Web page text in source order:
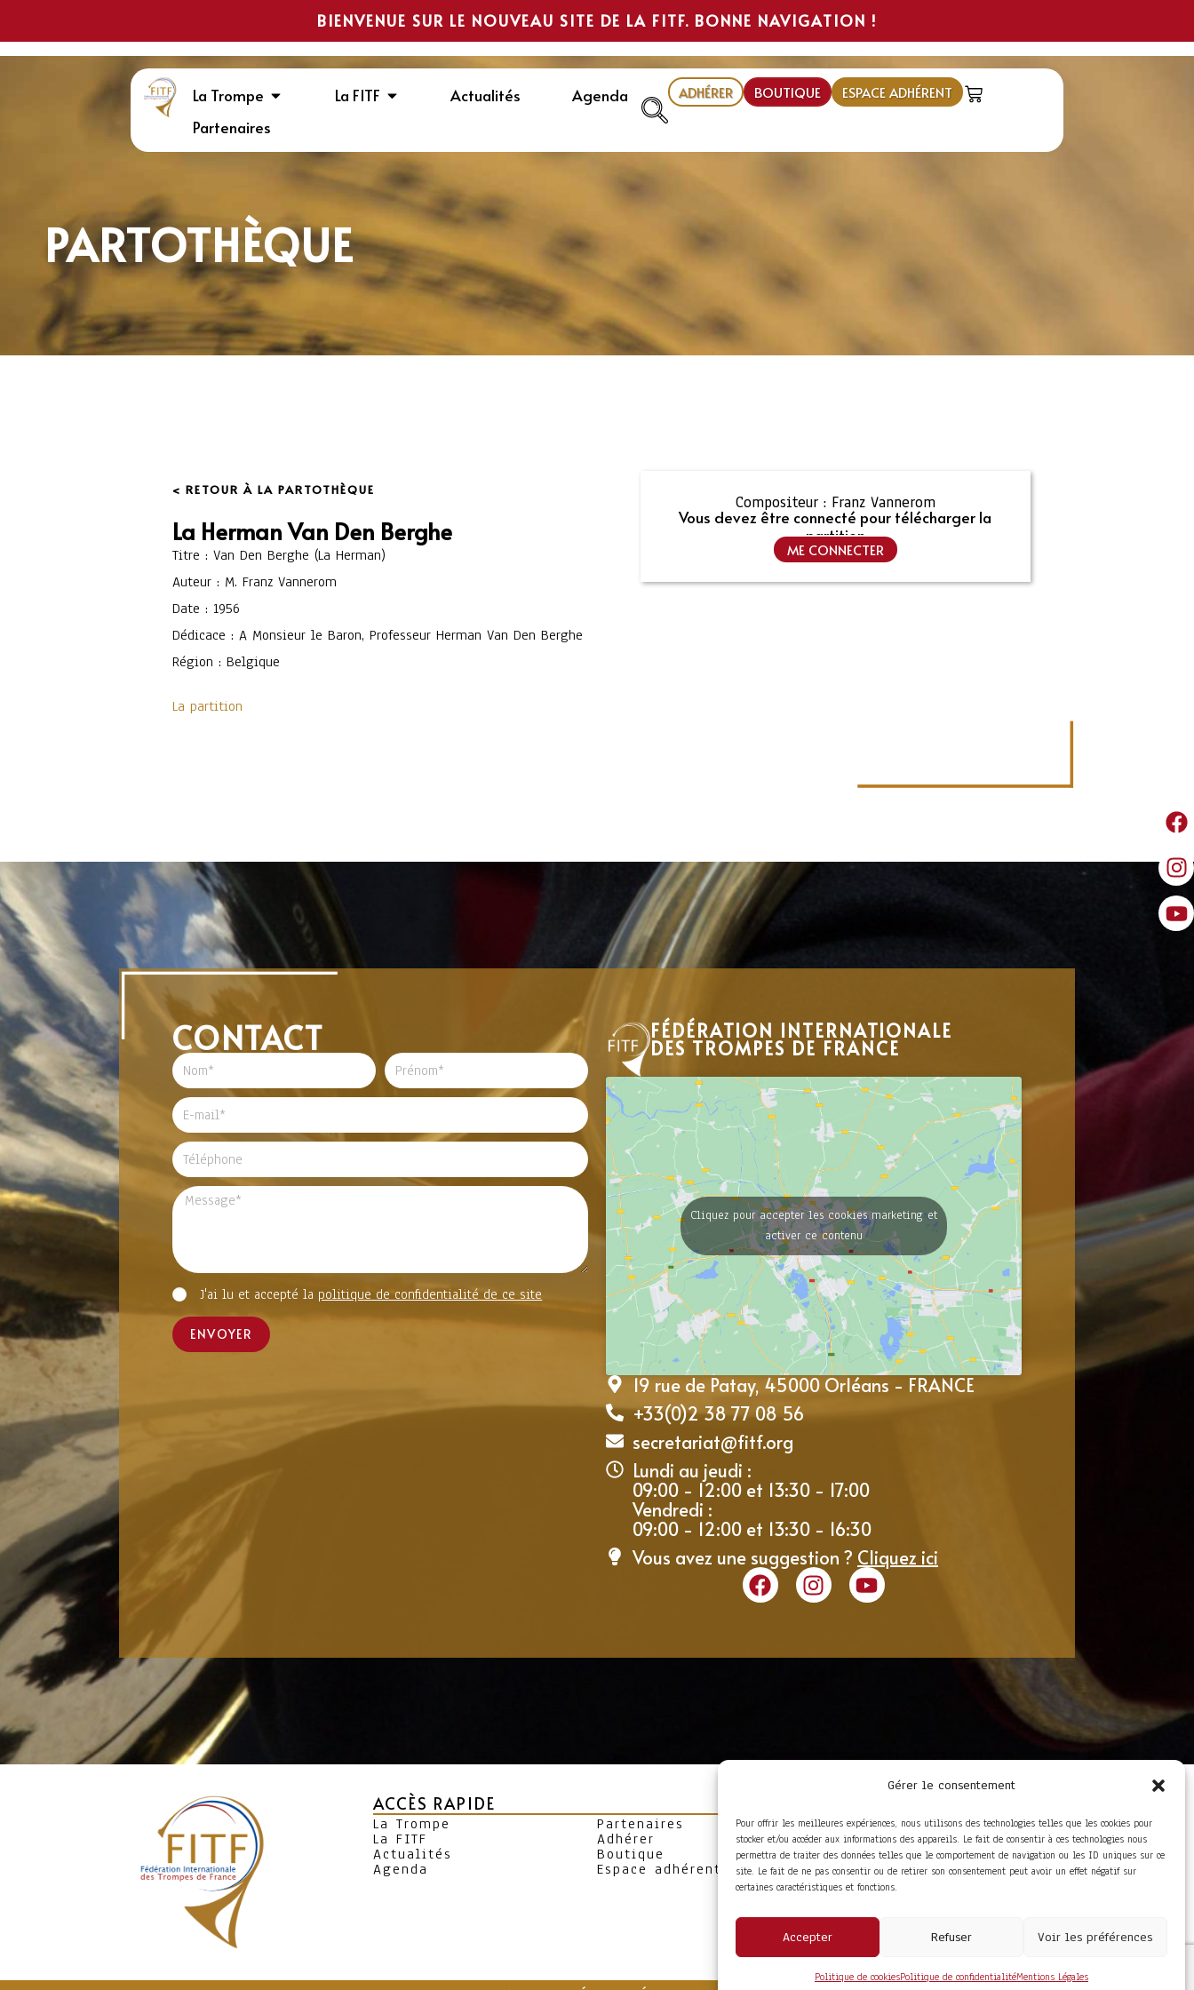
Gérer le consentement
Pour offrir les meilleures expériences, nous utilisons des technologies telles que les cookies pour
stocker et/ou accéder aux informations des appareils. Le fait de consentir à ces technologies nous
permettra de traiter des données telles que le comportement de navigation ou les ID uniques sur ce
site. Le fait de ne pas consentir ou de retirer son consentement peut avoir un effet négatif sur
certaines caractéristiques et fonctions.
Accepter Refuser Voir les préférences
Politique de cookiesPolitique de confidentialitéMentions Légales
BIENVENUE SUR LE NOUVEAU SITE DE LA FITF. BONNE NAVIGATION !
La Trompe La FITF Actualités
Agenda
Partenaires
ADHÉRER BOUTIQUE ESPACE ADHÉRENT
PARTOTHÈQUE
< RETOUR À LA PARTOTHÈQUE
La Herman Van Den Berghe
Titre : Van Den Berghe (La Herman)
Auteur : M. Franz Vannerom
Date : 1956
Dédicace : A Monsieur le Baron, Professeur Herman Van Den Berghe
Région : Belgique
La partition
Compositeur : Franz Vannerom
Vous devez être connecté pour télécharger la
partition
ME CONNECTER
CONTACT
J'ai lu et accepté la politique de confidentialité de ce site
ENVOYER
FÉDÉRATION INTERNATIONALE
DES TROMPES DE FRANCE
Cliquez pour accepter les cookies marketing et
activer ce contenu
19 rue de Patay, 45000 Orléans - FRANCE
+33(0)2 38 77 08 56
secretariat@fitf.org
Lundi au jeudi :
09:00 - 12:00 et 13:30 - 17:00
Vendredi :
09:00 - 12:00 et 13:30 - 16:30
Vous avez une suggestion ? Cliquez ici
ACCÈS RAPIDE
La Trompe
La FITF
Actualités
Agenda
Partenaires
Adhérer
Boutique
Espace adhérent
Foire aux questions
Conditions Générales de
Vente
Mentions Légales
Politique de